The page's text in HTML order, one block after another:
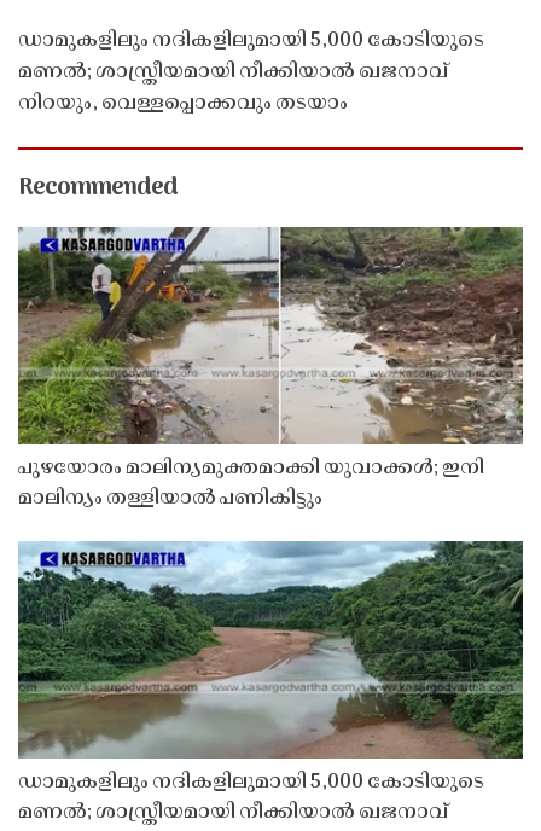
ഡാമുകളിലും നദികളിലുമായി 5,000 കോടിയുടെ
മണൽ; ശാസ്ത്രീയമായി നീക്കിയാൽ ഖജനാവ്
നിറയും, വെള്ളപ്പൊക്കവും തടയാം
Recommended
പുഴയോരം മാലിന്യമുക്തമാക്കി യുവാക്കൾ; ഇനി
മാലിന്യം തള്ളിയാൽ പണികിട്ടും
ഡാമുകളിലും നദികളിലുമായി 5,000 കോടിയുടെ
മണൽ; ശാസ്ത്രീയമായി നീക്കിയാൽ ഖജനാവ്